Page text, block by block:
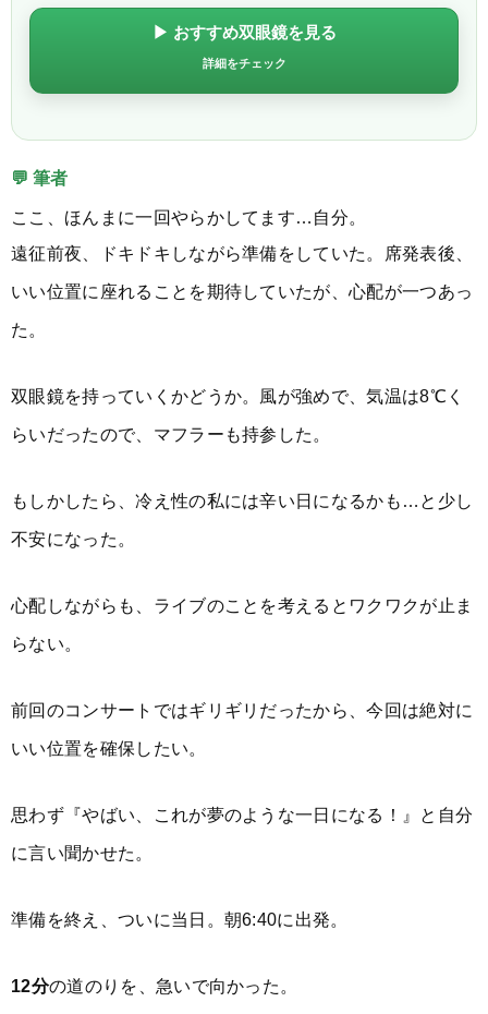
▶ おすすめ双眼鏡を見る
詳細をチェック
💬 筆者
ここ、ほんまに一回やらかしてます…自分。
遠征前夜、ドキドキしながら準備をしていた。席発表後、
いい位置に座れることを期待していたが、心配が一つあっ
た。
双眼鏡を持っていくかどうか。風が強めで、気温は8℃く
らいだったので、マフラーも持参した。
もしかしたら、冷え性の私には辛い日になるかも…と少し
不安になった。
心配しながらも、ライブのことを考えるとワクワクが止ま
らない。
前回のコンサートではギリギリだったから、今回は絶対に
いい位置を確保したい。
思わず『やばい、これが夢のような一日になる！』と自分
に言い聞かせた。
準備を終え、ついに当日。朝6:40に出発。
12分の道のりを、急いで向かった。